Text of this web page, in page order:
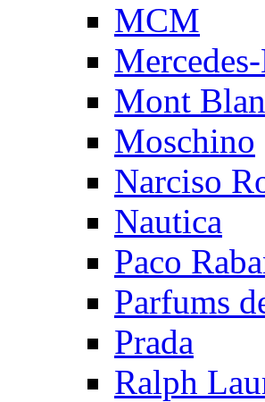
MCM
Mont
Moschino
Narciso
Nautica
Paco
Parfums
Prada
Ralph